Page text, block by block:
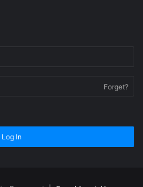
Forget?
Log In